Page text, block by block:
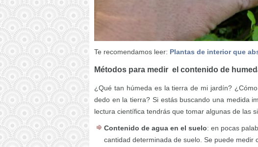
Te recomendamos leer: Plantas de interior que
Métodos para medir el contenido de
¿Qué tan húmeda es la tierra de mi jardín?
dedo en la tierra? Si estás buscando una medida
lectura científica tendrás que tomar algunas de las
Contenido de agua en el suelo: en pocas
cantidad determinada de suelo. Se puede